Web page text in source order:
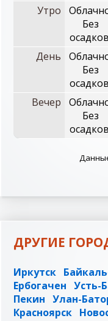
Утро
Без
День
Без
Вечер
Без
ДРУГИЕ
Иркутск
Ербогачен Усть-
Пекин Улан-
Красноярск